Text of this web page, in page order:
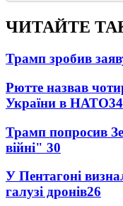
ЧИТАЙТЕ
Трамп зробив
Рютте назвав
України в НАТО34
Трамп попросив
війні" 30
У Пентагоні
галузі дронів26